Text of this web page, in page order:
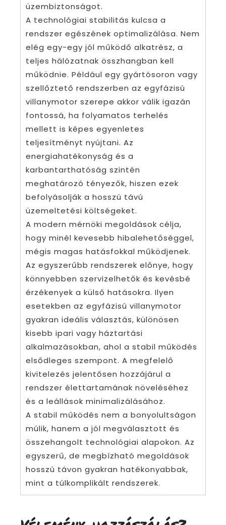
üzembiztonságot.
A technológiai stabilitás kulcsa a
rendszer egészének optimalizálása. Nem
elég egy-egy jól működő alkatrész, a
teljes hálózatnak összhangban kell
működnie. Például egy gyártósoron vagy
szellőztető rendszerben az egyfázisú
villanymotor szerepe akkor válik igazán
fontossá, ha folyamatos terhelés
mellett is képes egyenletes
teljesítményt nyújtani. Az
energiahatékonyság és a
karbantarthatóság szintén
meghatározó tényezők, hiszen ezek
befolyásolják a hosszú távú
üzemeltetési költségeket.
A modern mérnöki megoldások célja,
hogy minél kevesebb hibalehetőséggel,
mégis magas hatásfokkal működjenek.
Az egyszerűbb rendszerek előnye, hogy
könnyebben szervizelhetők és kevésbé
érzékenyek a külső hatásokra. Ilyen
esetekben az egyfázisú villanymotor
gyakran ideális választás, különösen
kisebb ipari vagy háztartási
alkalmazásokban, ahol a stabil működés
elsődleges szempont. A megfelelő
kivitelezés jelentősen hozzájárul a
rendszer élettartamának növeléséhez
és a leállások minimalizálásához.
A stabil működés nem a bonyolultságon
múlik, hanem a jól megválasztott és
összehangolt technológiai alapokon. Az
egyszerű, de megbízható megoldások
hosszú távon gyakran hatékonyabbak,
mint a túlkomplikált rendszerek.